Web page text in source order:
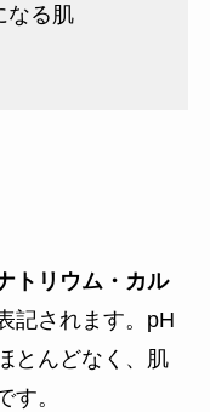
なる肌
ナトリウム・カル
記されます。pH
とんどなく、肌
す。